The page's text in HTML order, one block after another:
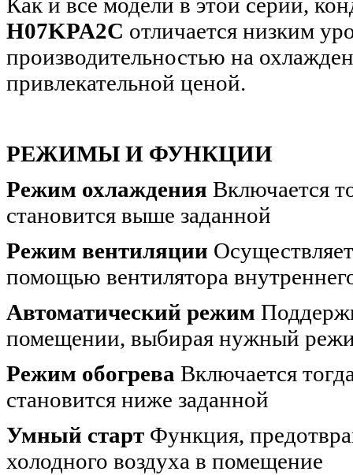
H07KPA2C отличается низким
производительностью на
привлекательной ценой.
РЕЖИМЫ И ФУНКЦИИ
Режим охлаждения Включается
становится выше заданной
Режим вентиляции
помощью вентилятора
Автоматический режим
помещении, выбирая нужный
Режим обогрева Включается
становится ниже заданной
Умный старт Функция,
холодного воздуха в помещение